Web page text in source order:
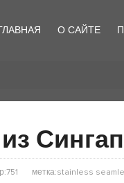
ГЛАВНАЯ О САЙТЕ
метка:stainless